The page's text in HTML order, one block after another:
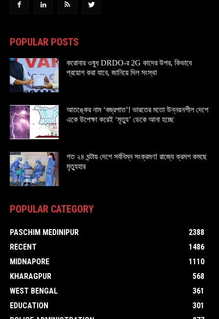
POPULAR POSTS
করোনার ওষুধ DRDO-র 2G কাদের উপর, কিভাবে
প্রয়োগ করা যাবে, জানিয়ে দিল সংস্থা
আতঙ্কের নাম ‘বজ্রপাত’! ভারতের মতো উন্নয়নশীল দেশে
একে উপেক্ষা করেই ‘মৃত্যু’ ডেকে আনা হচ্ছে
গত ২৪ ঘন্টায় দেশে সর্বনিম্ন সংক্রমণ! রাজ্যে ক্রমশ কমছে
মৃত্যুহার
POPULAR CATEGORY
PASCHIM MEDINIPUR
2388
RECENT
1486
MIDNAPORE
1110
KHARAGPUR
568
WEST BENGAL
361
EDUCATION
301